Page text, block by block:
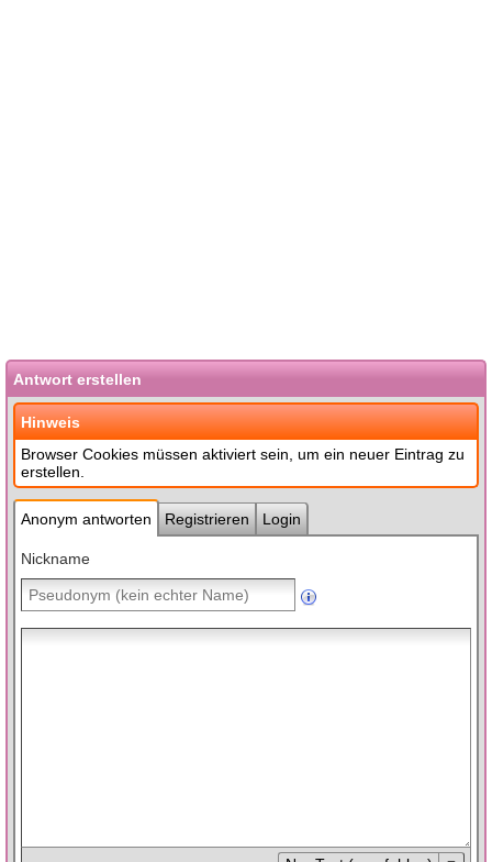
Antwort erstellen
Hinweis
Browser Cookies müssen aktiviert sein, um ein neuer Eintrag zu
erstellen.
Anonym antworten Registrieren Login
Nickname